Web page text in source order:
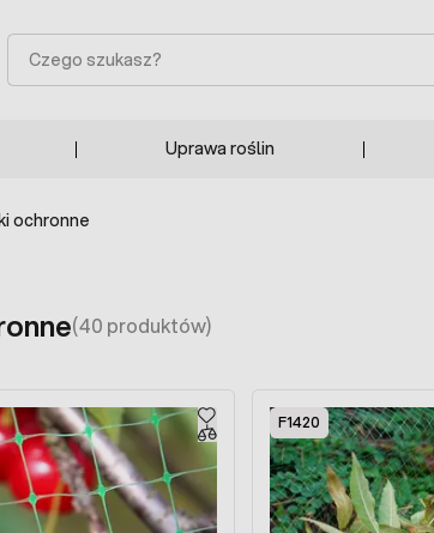
Szukaj
Uprawa roślin
ochronne
(40 produktów)
F1420